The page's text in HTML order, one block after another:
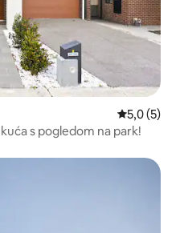
Prosječna
5,0 (5)
s pogledom na park!